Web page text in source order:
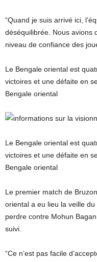
“Quand je suis arrivé ici,
déséquilibrée. Nous avions
niveau de confiance des
Le Bengale oriental est
victoires et une défaite en
Bengale oriental
Le Bengale oriental est
victoires et une défaite en
Bengale oriental
Le premier match de
oriental a eu lieu la veille
perdre contre Mohun
suivi.
“Ce n’est pas facile